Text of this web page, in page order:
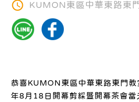
KUMON東區中華東路東
恭喜KUMON東區中華東路東門
年8月18日開幕剪綵暨開幕茶會當